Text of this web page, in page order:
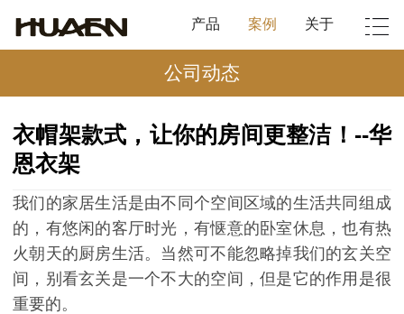
产品 案例 关于
公司动态
衣帽架款式，让你的房间更整洁！--华
恩衣架
我们的家居生活是由不同个空间区域的生活共同组成
的，有悠闲的客厅时光，有惬意的卧室休息，也有热
火朝天的厨房生活。当然可不能忽略掉我们的玄关空
间，别看玄关是一个不大的空间，但是它的作用是很
重要的。